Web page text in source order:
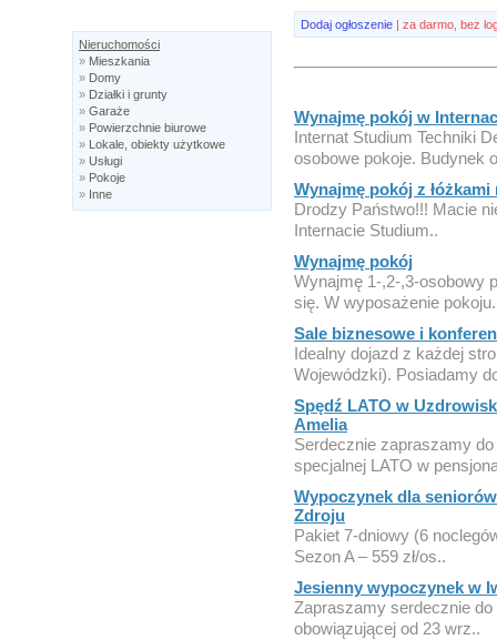
Nieruchomości
» Mieszkania
» Domy
» Działki i grunty
» Garaże
» Powierzchnie biurowe
» Lokale, obiekty użytkowe
» Usługi
» Pokoje
» Inne
Dodaj ogłoszenie | za darmo, bez
Wynajmę pokój w
Internat Studium Techniki
osobowe pokoje. Budynek
Wynajmę pokój z
Drodzy Państwo!!! Macie
Internacie Studium..
Wynajmę pokój
Wynajmę 1-,2-,3-osobowy
się. W wyposażenie
Sale biznesowe i
Idealny dojazd z każdej
Wojewódzki). Posiadamy
Spędź LATO w
Amelia
Serdecznie zapraszamy
specjalnej LATO w
Wypoczynek dla
Zdroju
Pakiet 7-dniowy (6
Sezon A – 559 zł/os..
Jesienny wypoczynek w
Zapraszamy serdecznie
obowiązującej od 23 wrz..